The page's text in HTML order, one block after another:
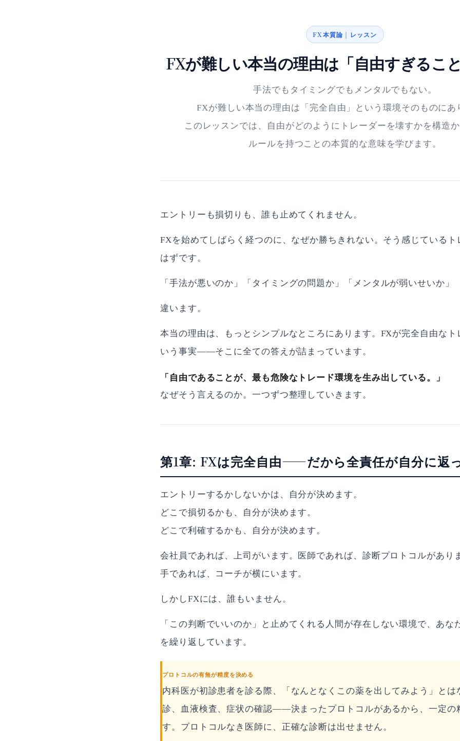
FX本質論 | レッスン
FXが難しい本当の理由は「自由すぎるこ
手法でもタイミングでもメンタルでもない。
FXが難しい本当の理由は「完全自由」という環境そのものにあ
このレッスンでは、自由がどのようにトレーダーを壊すかを構造か
ルールを持つことの本質的な意味を学びます。
エントリーも損切りも、誰も止めてくれません。
FXを始めてしばらく経つのに、なぜか勝ちきれない。そう感じているト
はずです。
「手法が悪いのか」「タイミングの問題か」「メンタルが弱いせいか」
違います。
本当の理由は、もっとシンプルなところにあります。FXが完全自由なト
いう事実——そこに全ての答えが詰まっています。
「自由であることが、最も危険なトレード環境を生み出している。」
なぜそう言えるのか。一つずつ整理していきます。
第1章: FXは完全自由——だから全責任が自分に返
エントリーするかしないかは、自分が決めます。
どこで損切るかも、自分が決めます。
どこで利確するかも、自分が決めます。
会社員であれば、上司がいます。医師であれば、診断プロトコルがあり
手であれば、コーチが横にいます。
しかしFXには、誰もいません。
「この判断でいいのか」と止めてくれる人間が存在しない環境で、あな
を繰り返しています。
プロトコルの有無が精度を決める
内科医が初診患者を診る際、「なんとなくこの薬を出してみよう」とは
診、血液検査、症状の確認——決まったプロトコルがあるから、一定の
す。プロトコルなき医師に、正確な診断は出せません。